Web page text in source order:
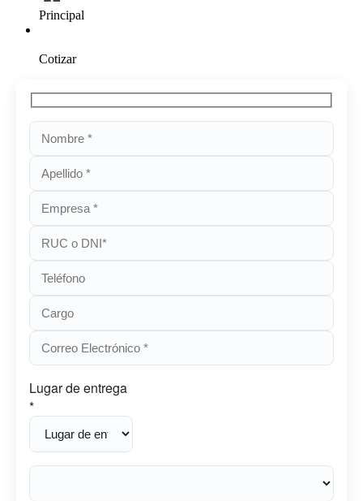
Principal
Cotizar
Lugar de entrega
*